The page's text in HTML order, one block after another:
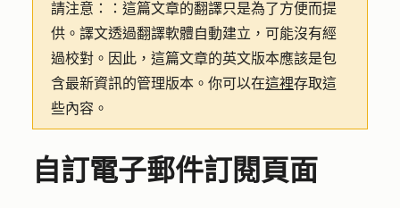
請注意：
：這篇文章的翻譯只是為了方便而提
供。譯文透過翻譯軟體自動建立，可能沒有經
過校對。因此，這篇文章的英文版本應該是包
含最新資訊的管理版本。你可以在這裡存取這
些內容。
自訂電子郵件訂閱頁面